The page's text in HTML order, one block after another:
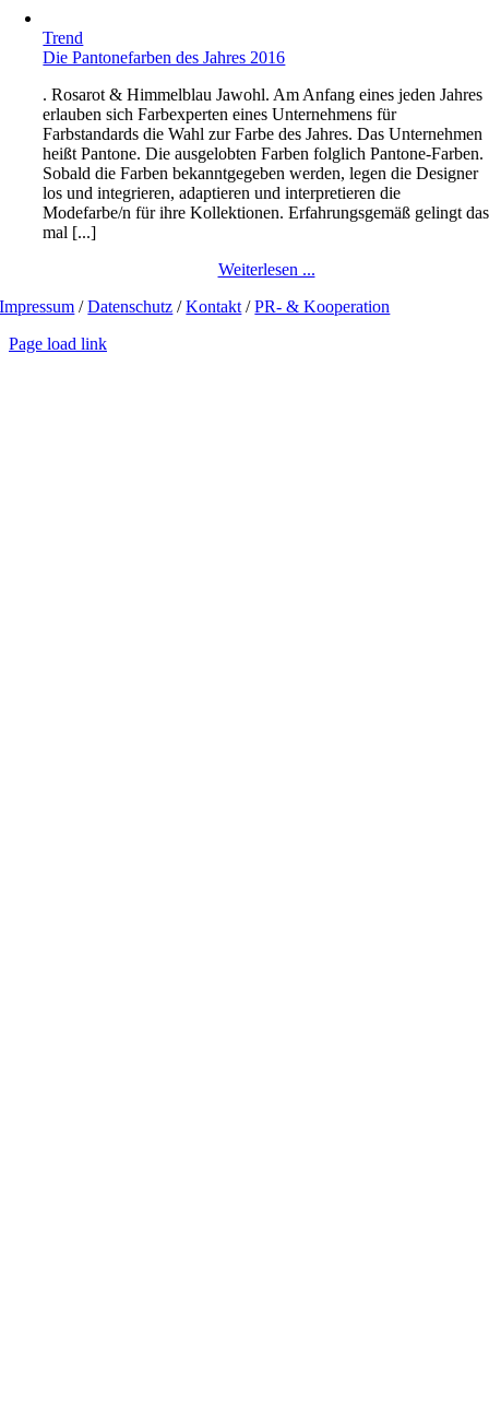
Trend
Die Pantonefarben des Jahres 2016
. Rosarot & Himmelblau Jawohl. Am Anfang eines jeden Jahres
erlauben sich Farbexperten eines Unternehmens für
Farbstandards die Wahl zur Farbe des Jahres. Das Unternehmen
heißt Pantone. Die ausgelobten Farben folglich Pantone-Farben.
Sobald die Farben bekanntgegeben werden, legen die Designer
los und integrieren, adaptieren und interpretieren die
Modefarbe/n für ihre Kollektionen. Erfahrungsgemäß gelingt das
mal [...]
Weiterlesen ...
Impressum /Datenschutz /Kontakt /PR- & Kooperation
Page load link